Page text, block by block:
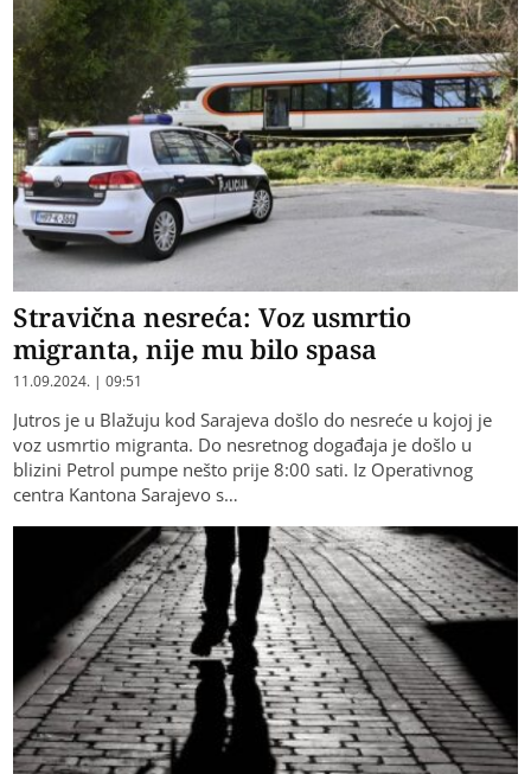
Stravična nesreća: Voz usmrtio
migranta, nije mu bilo spasa
11.09.2024. | 09:51
Jutros je u Blažuju kod Sarajeva došlo do nesreće u kojoj je
voz usmrtio migranta. Do nesretnog događaja je došlo u
blizini Petrol pumpe nešto prije 8:00 sati. Iz Operativnog
centra Kantona Sarajevo s…